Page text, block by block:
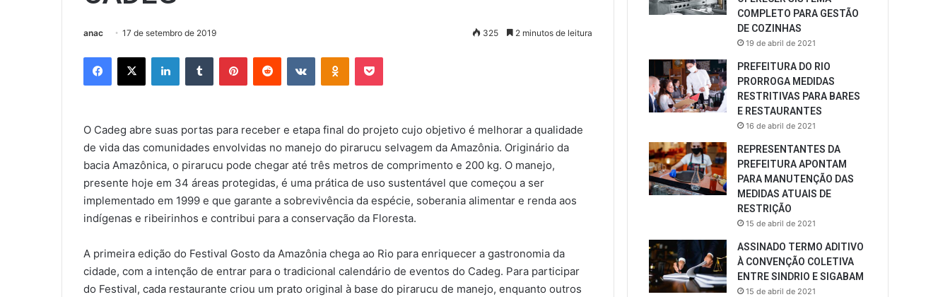
anac 17 de setembro de 2019 325 2 minutos de leitura
Facebook
X LinkedinTumblr PinterestReddit VK OK Pocket
O Cadeg abre suas portas para receber e etapa final do projeto cujo objetivo é melhorar a qualidade
de vida das comunidades envolvidas no manejo do pirarucu selvagem da Amazônia. Originário da
bacia Amazônica, o pirarucu pode chegar até três metros de comprimento e 200 kg. O manejo,
presente hoje em 34 áreas protegidas, é uma prática de uso sustentável que começou a ser
implementado em 1999 e que garante a sobrevivência da espécie, soberania alimentar e renda aos
indígenas e ribeirinhos e contribui para a conservação da Floresta.
A primeira edição do Festival Gosto da Amazônia chega ao Rio para enriquecer a gastronomia da
cidade, com a intenção de entrar para o tradicional calendário de eventos do Cadeg. Para participar
do Festival, cada restaurante criou um prato original à base do pirarucu de manejo, enquanto outros
COMPLETO PARA GESTÃO
DE COZINHAS
19 de abril de 2021
PREFEITURA DO RIO
PRORROGA MEDIDAS
RESTRITIVAS PARA BARES
E RESTAURANTES
16 de abril de 2021
REPRESENTANTES DA
PREFEITURA APONTAM
PARA MANUTENÇÃO DAS
MEDIDAS ATUAIS DE
RESTRIÇÃO
15 de abril de 2021
ASSINADO TERMO ADITIVO
À CONVENÇÃO COLETIVA
ENTRE SINDRIO E SIGABAM
15 de abril de 2021